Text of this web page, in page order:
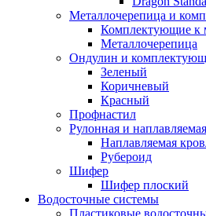
Металлочерепица и
Комплектующие к
Металлочерепица
Ондулин и
Зеленый
Коричневый
Красный
Профнастил
Рулонная и
Наплавляемая
Рубероид
Шифер
Шифер плоский
Водосточные системы
Пластиковые